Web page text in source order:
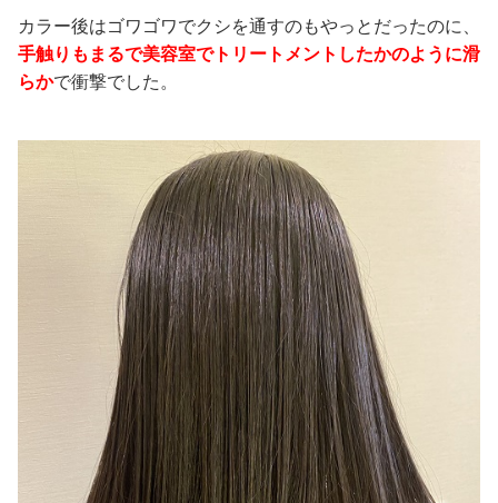
カラー後はゴワゴワでクシを通すのもやっとだったのに、
手触りもまるで美容室でトリートメントしたかのように滑
らかで衝撃でした。